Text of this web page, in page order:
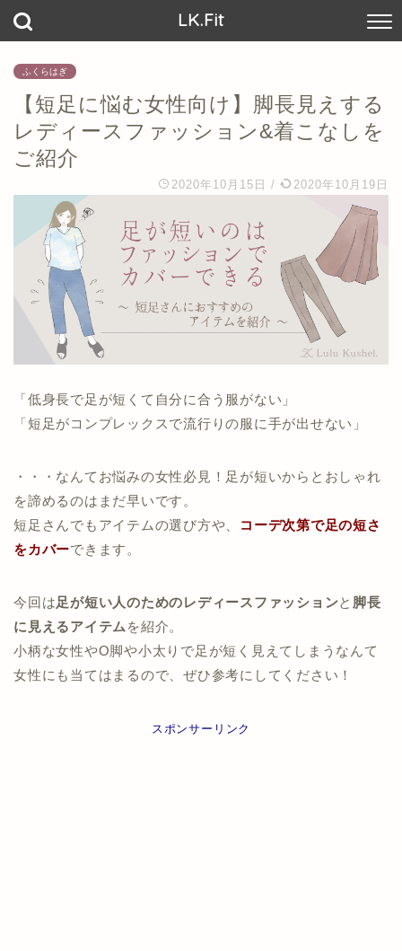
LK.Fit
ふくらはぎ
【短足に悩む女性向け】脚長見えする
レディースファッション&着こなしを
ご紹介
2020年10月15日 / 2020年10月19日
「低身長で足が短くて自分に合う服がない」
「短足がコンプレックスで流行りの服に手が出せない」
・・・なんてお悩みの女性必見！足が短いからとおしゃれ
を諦めるのはまだ早いです。
短足さんでもアイテムの選び方や、
コーデ次第で足の短さ
をカバーできます。
今回は足が短い人のためのレディースファッションと 脚長
に見えるアイテムを紹介。
小柄な女性やO脚や小太りで足が短く見えてしまうなんて
女性にも当てはまるので、ぜひ参考にしてください！
スポンサーリンク